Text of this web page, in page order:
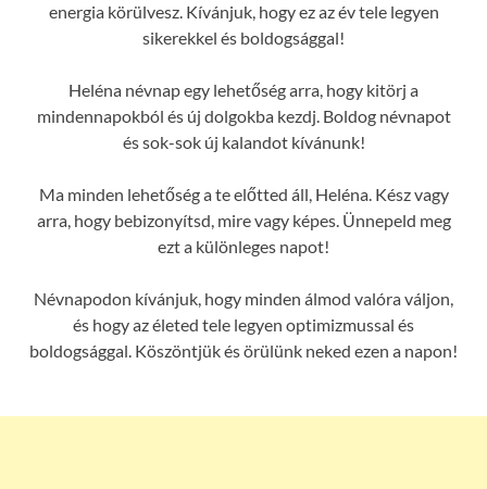
energia körülvesz. Kívánjuk, hogy ez az év tele legyen
sikerekkel és boldogsággal!
Heléna névnap egy lehetőség arra, hogy kitörj a
mindennapokból és új dolgokba kezdj. Boldog névnapot
és sok-sok új kalandot kívánunk!
Ma minden lehetőség a te előtted áll, Heléna. Kész vagy
arra, hogy bebizonyítsd, mire vagy képes. Ünnepeld meg
ezt a különleges napot!
Névnapodon kívánjuk, hogy minden álmod valóra váljon,
és hogy az életed tele legyen optimizmussal és
boldogsággal. Köszöntjük és örülünk neked ezen a napon!